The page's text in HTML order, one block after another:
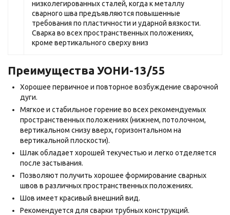
низколегированных сталей, когда к металлу
сварного шва предъявляются повышенные
требования по пластичности и ударной вязкости.
Сварка во всех пространственных положениях,
кроме вертикального сверху вниз
Преимущества УОНИ-13/55
Хорошее первичное и повторное возбуждение сварочной
дуги.
Мягкое и стабильное горение во всех рекомендуемых
пространственных положениях (нижнем, потолочном,
вертикальном снизу вверх, горизонтальном на
вертикальной плоскости).
Шлак обладает хорошей текучестью и легко отделяется
после застывания.
Позволяют получить хорошее формирование сварных
швов в различных пространственных положениях.
Шов имеет красивый внешний вид.
Рекомендуется для сварки трубных конструкций.